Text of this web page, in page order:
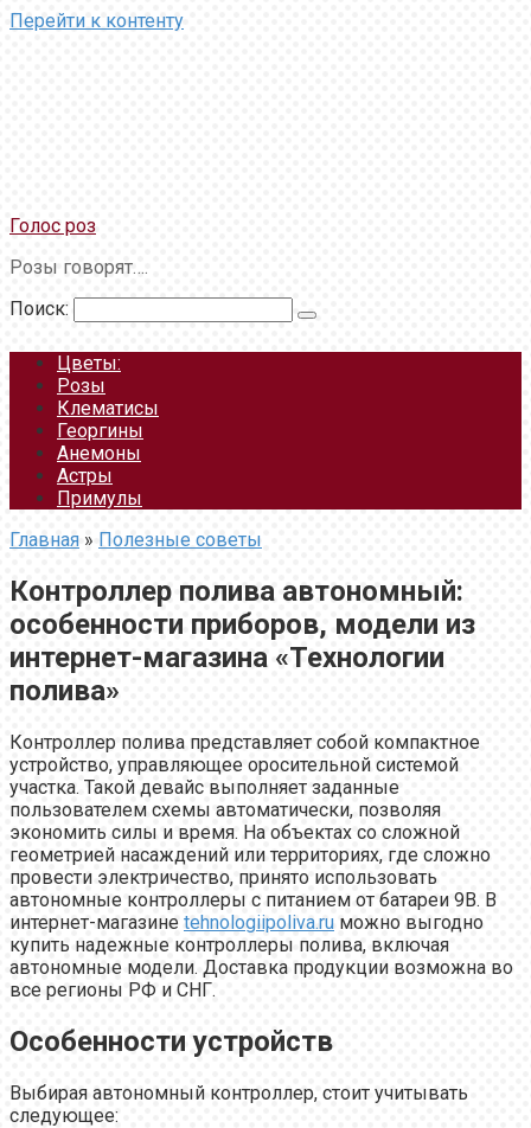
Перейти к контенту
Голос роз
Розы говорят….
Поиск:
Цветы:
Розы
Клематисы
Георгины
Анемоны
Астры
Примулы
Главная » Полезные советы
Контроллер полива автономный:
особенности приборов, модели из
интернет-магазина «Технологии
полива»
Контроллер полива представляет собой компактное
устройство, управляющее оросительной системой
участка. Такой девайс выполняет заданные
пользователем схемы автоматически, позволяя
экономить силы и время. На объектах со сложной
геометрией насаждений или территориях, где сложно
провести электричество, принято использовать
автономные контроллеры с питанием от батареи 9В. В
интернет-магазине tehnologiipoliva.ru можно выгодно
купить надежные контроллеры полива, включая
автономные модели. Доставка продукции возможна во
все регионы РФ и СНГ.
Особенности устройств
Выбирая автономный контроллер, стоит учитывать
следующее: